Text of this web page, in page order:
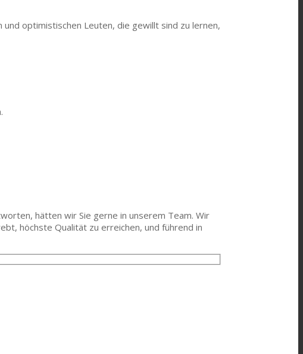
optimistischen Leuten, die gewillt sind zu lernen,
hätten wir Sie gerne in unserem Team. Wir
höchste Qualität zu erreichen, und führend in